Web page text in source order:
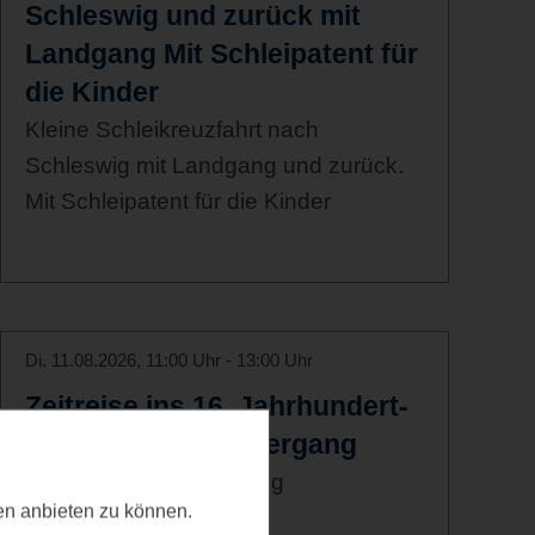
Schleswig und zurück mit
Landgang Mit Schleipatent für
die Kinder
Kleine Schleikreuzfahrt nach
Schleswig mit Landgang und zurück.
Mit Schleipatent für die Kinder
Di. 11.08.2026, 11:00 Uhr - 13:00 Uhr
Zeitreise ins 16. Jahrhundert-
Historischer Spaziergang
Historischer Spaziergang
anbieten zu können.